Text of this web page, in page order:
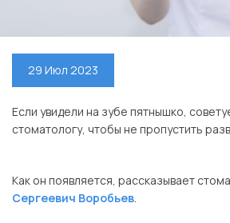
29 Июл 2023
Если увидели на зубе пятнышко,
стоматологу, чтобы не пропустить
Как он появляется, рассказывает
Сергеевич Воробьев.